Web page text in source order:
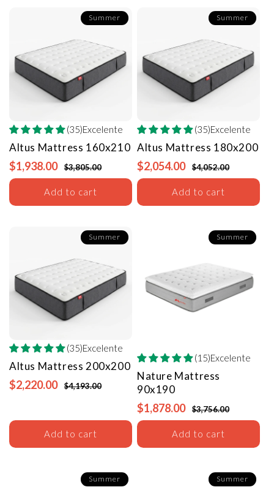
Summer
(35)Excelente
Altus Mattress 160x210
$1,938.00 $3,805.00
Add to cart
Summer
(35)Excelente
Altus Mattress 180x200
$2,054.00 $4,052.00
Add to cart
Summer
(35)Excelente
Altus Mattress 200x200
$2,220.00 $4,193.00
Add to cart
Summer
(15)Excelente
Nature Mattress
90x190
$1,878.00 $3,756.00
Add to cart
Summer Summer